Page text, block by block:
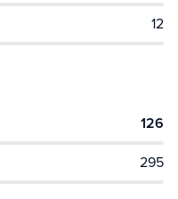
12
126
295